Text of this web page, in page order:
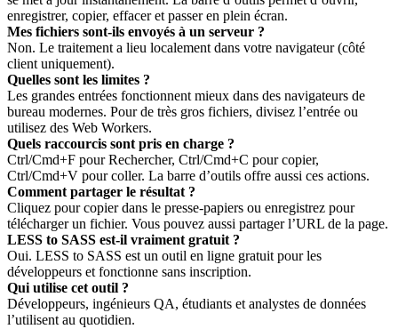
enregistrer, copier, effacer et passer en plein écran.
Mes fichiers sont‑ils envoyés à un serveur ?
Non. Le traitement a lieu localement dans votre navigateur (côté
client uniquement).
Quelles sont les limites ?
Les grandes entrées fonctionnent mieux dans des navigateurs de
bureau modernes. Pour de très gros fichiers, divisez l’entrée ou
utilisez des Web Workers.
Quels raccourcis sont pris en charge ?
Ctrl/Cmd+F pour Rechercher, Ctrl/Cmd+C pour copier,
Ctrl/Cmd+V pour coller. La barre d’outils offre aussi ces actions.
Comment partager le résultat ?
Cliquez pour copier dans le presse‑papiers ou enregistrez pour
télécharger un fichier. Vous pouvez aussi partager l’URL de la page.
LESS to SASS est‑il vraiment gratuit ?
Oui. LESS to SASS est un outil en ligne gratuit pour les
développeurs et fonctionne sans inscription.
Qui utilise cet outil ?
Développeurs, ingénieurs QA, étudiants et analystes de données
l’utilisent au quotidien.